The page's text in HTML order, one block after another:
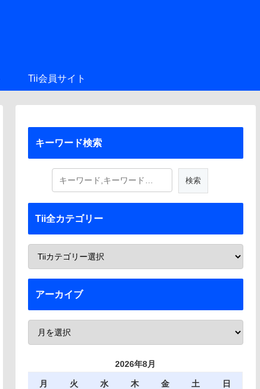
Tii会員サイト
キーワード検索
Tii全カテゴリー
アーカイブ
2026年8月
月 火 水 木 金 土
日